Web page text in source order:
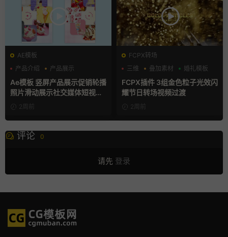
AE模板
产品介绍
产品展示
卡通模板
Ae模板 竖屏产品展示促销轮播
照片滑动展示社交媒体短视频
片头2周前
FCPX转场
三维
叠加素材 婚礼模板
FCPX插件 3组金色粒子光效闪
耀节日转场视频过渡
2周前
评论 0
请先 登录